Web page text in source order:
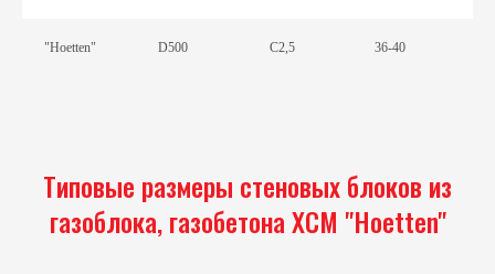
"Hоetten" D500 С2,5 36-40
Типовые размеры стеновых блоков из
газоблока, газобетона ХСМ "Hoetten"